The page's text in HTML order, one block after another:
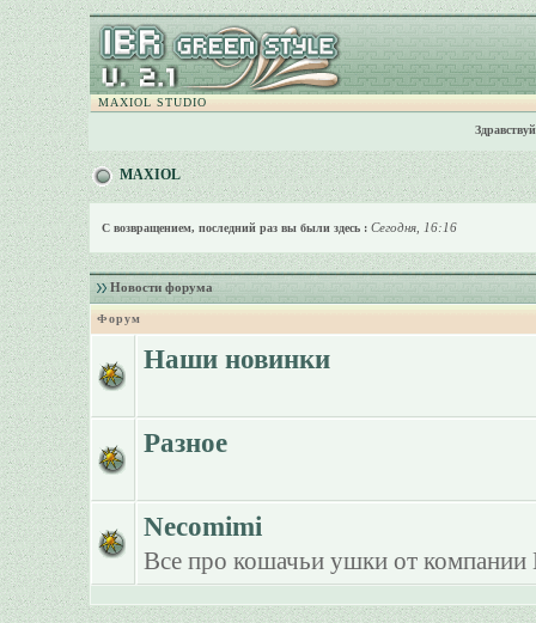
MAXIOL STUDIO
MAXIOL
С возвращением, последний раз вы были здесь : Сегодня, 16:16
Новости форума
Форум
Наши новинки
Разное
Necomimi
Все про кошачьи ушки от компании